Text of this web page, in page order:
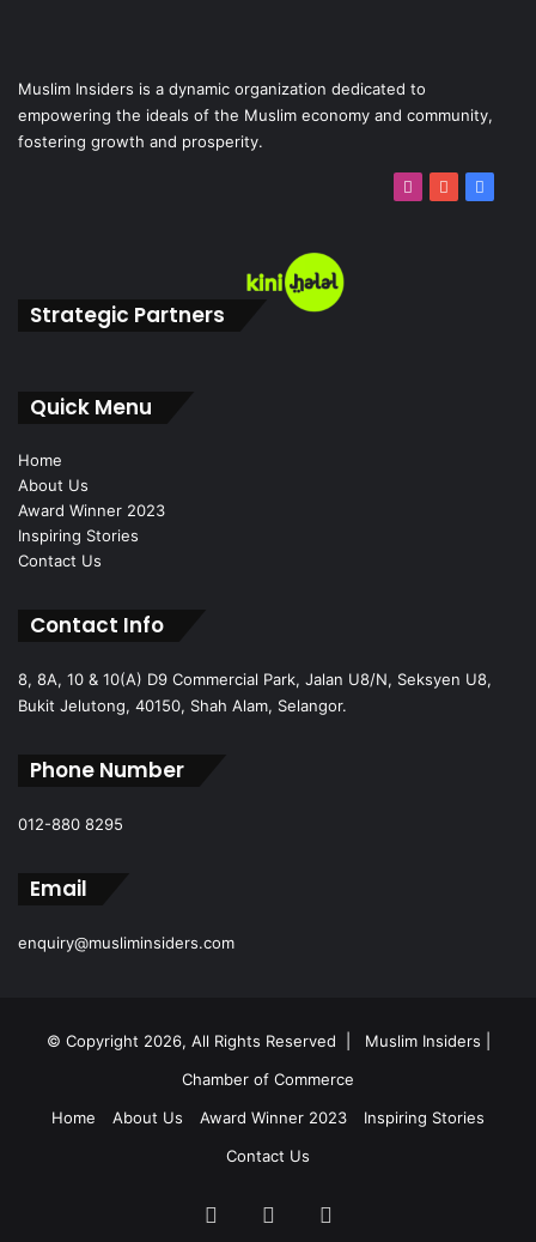
Muslim Insiders is a dynamic organization dedicated to
empowering the ideals of the Muslim economy and community,
fostering growth and prosperity.
YouTube
Instagram
Strategic Partners
Quick Menu
Home
About Us
Award Winner 2023
Inspiring Stories
Contact Us
Contact Info
8, 8A, 10 & 10(A) D9 Commercial Park, Jalan U8/N, Seksyen U8,
Bukit Jelutong, 40150, Shah Alam, Selangor.
Phone Number
012-880 8295
Email
enquiry@musliminsiders.com
© Copyright 2026, All Rights Reserved |
Muslim Insiders |
Chamber of Commerce
Home
About Us Award Winner 2023
Inspiring Stories
Contact Us
FacebookYouTube